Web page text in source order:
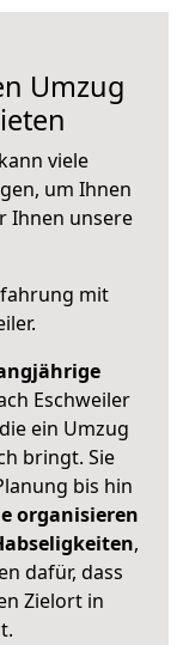
Umzug
viele
um Ihnen
Ihnen unsere
mit
.
Eschweiler
ein Umzug
bringt. Sie
bis hin
organisieren
,
dafür, dass
Zielort in